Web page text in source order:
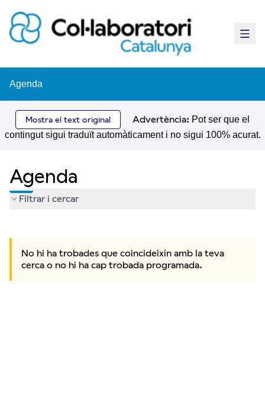
Agenda
Mostra el text original Advertència: Pot ser que el
contingut sigui traduït automàticament i no sigui 100% acurat.
Agenda
Filtrar i cercar
−
No hi ha trobades que coincideixin amb la teva
cerca o no hi ha cap trobada programada.